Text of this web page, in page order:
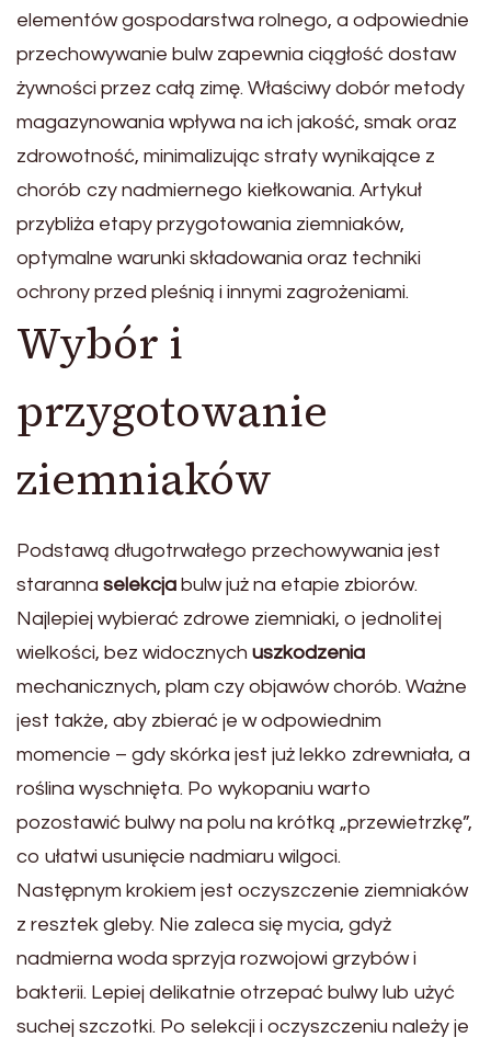
elementów gospodarstwa rolnego, a odpowiednie
przechowywanie bulw zapewnia ciągłość dostaw
żywności przez całą zimę. Właściwy dobór metody
magazynowania wpływa na ich jakość, smak oraz
zdrowotność, minimalizując straty wynikające z
chorób czy nadmiernego kiełkowania. Artykuł
przybliża etapy przygotowania ziemniaków,
optymalne warunki składowania oraz techniki
ochrony przed pleśnią i innymi zagrożeniami.
Wybór i
przygotowanie
ziemniaków
Podstawą długotrwałego przechowywania jest
staranna selekcja bulw już na etapie zbiorów.
Najlepiej wybierać zdrowe ziemniaki, o jednolitej
wielkości, bez widocznych uszkodzenia
mechanicznych, plam czy objawów chorób. Ważne
jest także, aby zbierać je w odpowiednim
momencie – gdy skórka jest już lekko zdrewniała, a
roślina wyschnięta. Po wykopaniu warto
pozostawić bulwy na polu na krótką „przewietrzkę”,
co ułatwi usunięcie nadmiaru wilgoci.
Następnym krokiem jest oczyszczenie ziemniaków
z resztek gleby. Nie zaleca się mycia, gdyż
nadmierna woda sprzyja rozwojowi grzybów i
bakterii. Lepiej delikatnie otrzepać bulwy lub użyć
suchej szczotki. Po selekcji i oczyszczeniu należy je